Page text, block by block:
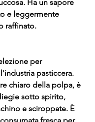
Ha un sapore
e leggermente
raffinato.
per
pasticcera.
chiaro della polpa, è
sotto spirito,
e sciroppate. È